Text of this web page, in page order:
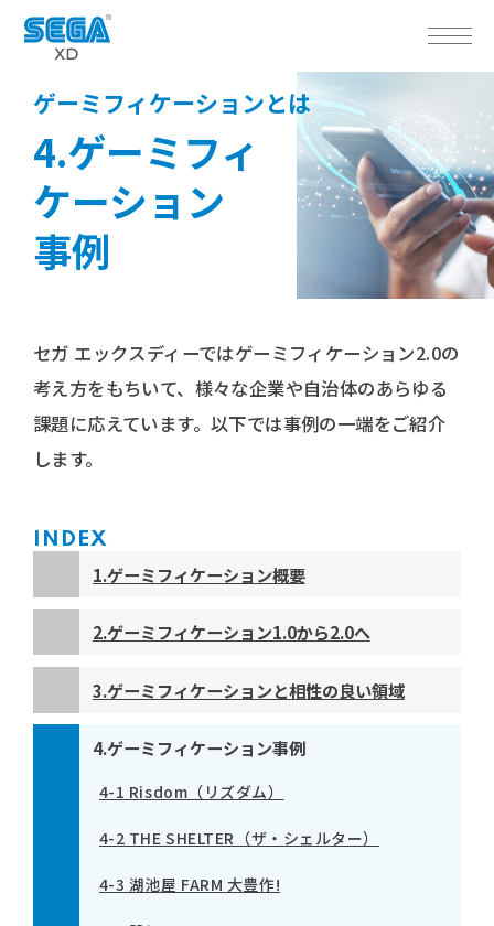
ゲーミフィケーションとは
ゲーミフィ
ケーション
事例
セガ エックスディーではゲーミフィケーション2.0の
考え方をもちいて、様々な企業や自治体のあらゆる
課題に応えています。以下では事例の一端をご紹介
します。
INDEX
1.ゲーミフィケーション概要
用語説明
1-3 ゲーミフィケーション市場〜グローバル
で拡大
1-4 社会実装が進む理由
1-5 ゲーミフィケーション導入の注意点
2.ゲーミフィケーション1.0から2.0へ
2-2 4つのプレイヤー像と「ついやりたくなる」
人を動かす8つの属性
2-3 人を動かす8つの属性と72の行動ドライバー
をまとめた「ゲーミフィケーションボード」
3.ゲーミフィケーションと相性の良い領域
4.ゲーミフィケーション事例
4-1 Risdom（リズダム）
4-2 THE SHELTER（ザ‧シェルター）
4-3 湖池屋 FARM 大豊作!